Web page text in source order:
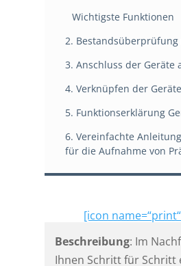
Wichtigste Funktionen
2. Bestandsüberprüfung
3. Anschluss der Geräte
4. Verknüpfen der Geräte
5. Funktionserklärung
6. Vereinfachte
für die Aufnahme von
[icon
Beschreibung: Im
Ihnen Schritt für Schritt